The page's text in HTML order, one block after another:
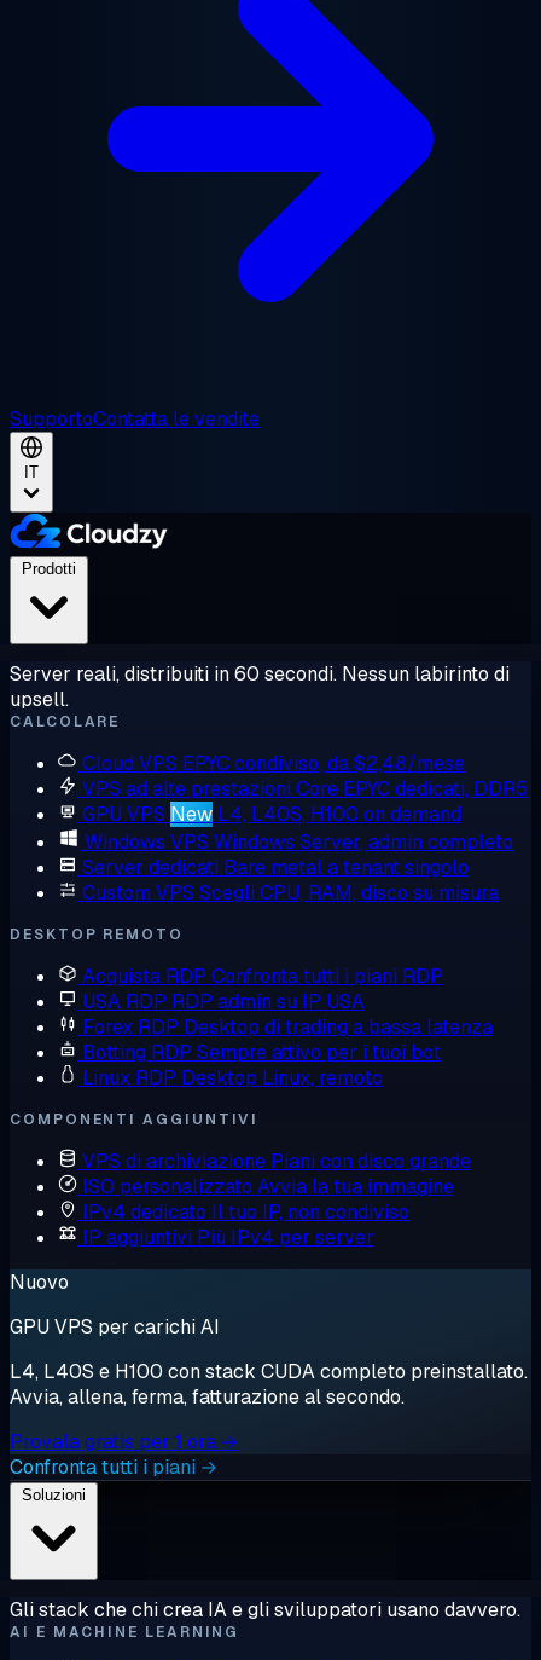
SupportoContatta le vendite
IT
Server reali, distribuiti in 60 secondi. Nessun labirinto di
upsell.
CALCOLARE
Cloud VPS EPYC condiviso, da $2,48/mese
VPS ad alte prestazioni Core EPYC dedicati, DDR5
GPU VPS New L4, L40S, H100 on demand
Windows VPS Windows Server, admin completo
Server dedicati Bare metal a tenant singolo
Custom VPS Scegli CPU, RAM, disco su misura
DESKTOP REMOTO
Acquista RDP Confronta tutti i piani RDP
USA RDP RDP admin su IP USA
Forex RDP Desktop di trading a bassa latenza
Botting RDP Sempre attivo per i tuoi bot
Linux RDP Desktop Linux, remoto
COMPONENTI AGGIUNTIVI
VPS di archiviazione Piani con disco grande
ISO personalizzato Avvia la tua immagine
IPv4 dedicato Il tuo IP, non condiviso
IP aggiuntivi Più IPv4 per server
Nuovo
GPU VPS per carichi AI
L4, L40S e H100 con stack CUDA completo preinstallato.
Avvia, allena, ferma, fatturazione al secondo.
Provala gratis per 1 ora →
Confronta tutti i piani →
Gli stack che chi crea IA e gli sviluppatori usano davvero.
AI E MACHINE LEARNING